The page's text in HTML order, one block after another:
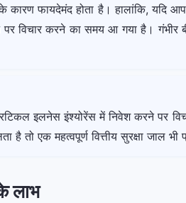
कारण फायदेमंद होता है। हालांकि,
पर विचार करने का समय आ गया है।
इलनेस इंश्योरेंस में निवेश करने पर
है तो एक महत्वपूर्ण वित्तीय सुरक्षा जाल
लाभ